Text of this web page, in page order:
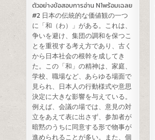
ตัวอย่างข้อสอบการอ่าน N1พร้อมเฉลย
#2 日本の伝統的な価値観の一つ
に「和（わ）」がある。これは、
争いを避け、集団の調和を保つこ
とを重視する考え方であり、古く
から日本社会の根幹を成してき
た。この「和」の精神は、家庭、
学校、職場など、あらゆる場面で
見られ、日本人の行動様式や意思
決定に大きな影響を与えている。
例えば、会議の場では、意見の対
立をあえて表に出さず、参加者が
暗黙のうちに同意する形で物事が
進められることが多い。また、個